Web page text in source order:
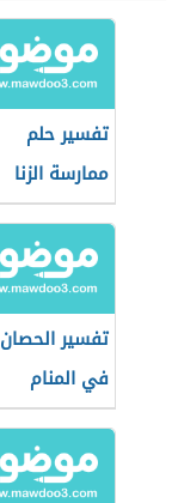
تفسير حلم
ممارسة الزنا
تفسير الحصان
في المنام